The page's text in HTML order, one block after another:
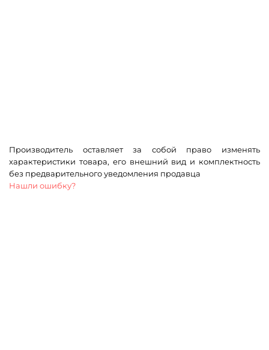
Производитель оставляет за собой право изменять
характеристики товара, его внешний вид и комплектность
без предварительного уведомления продавца
Нашли ошибку?